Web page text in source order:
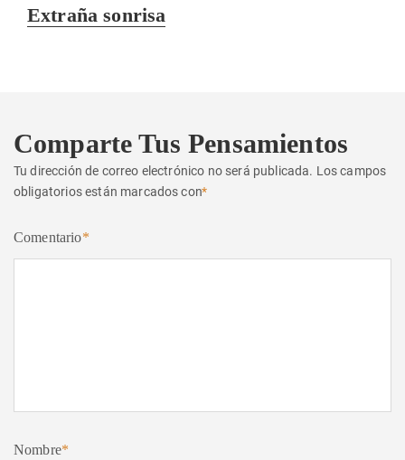
Entrada
Extraña sonrisa
Comparte Tus Pensamientos
Tu dirección de correo electrónico no será publicada. Los campos
obligatorios están marcados con*
Comentario*
Nombre*